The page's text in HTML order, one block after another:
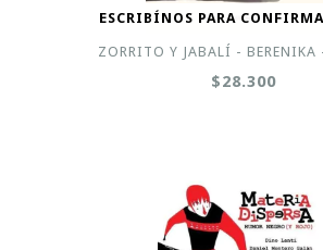
ESCRIBÍNOS PARA
ZORRITO Y JABALÍ -
$28.300